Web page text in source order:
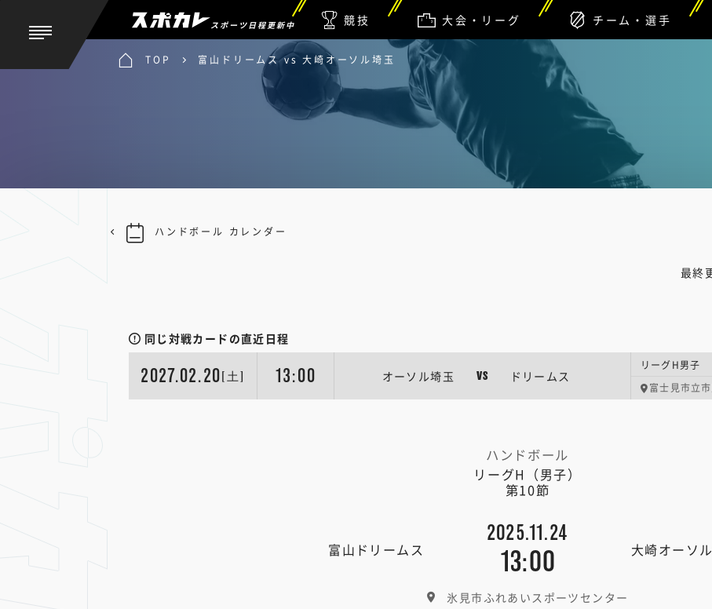
スポーツ日程更新中 競技 大会・リーグ チーム・選手
TOP 富山ドリームス vs 大崎オーソル埼玉
最終
同じ対戦カードの直近日程
2027.02.20[土] 13:00 オーソル埼玉 VS ドリームス
リーグH男
富士見市立
ハンドボール
リーグH（男子）
第10節
富山ドリームス
2025.11.24
13:00 大崎オーソ
氷見市ふれあいスポーツセンター
ハンドボール カレンダー